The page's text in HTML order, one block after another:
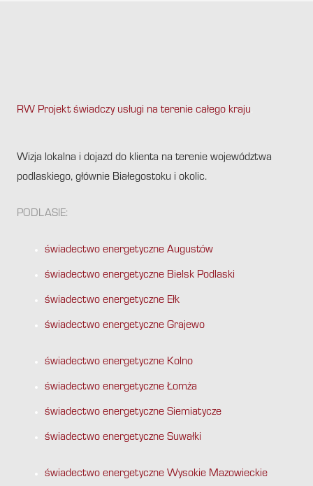
RW Projekt świadczy usługi na terenie całego kraju
Wizja lokalna i dojazd do klienta na terenie województwa
podlaskiego, głównie Białegostoku i okolic.
PODLASIE:
świadectwo energetyczne Augustów
świadectwo energetyczne Bielsk Podlaski
świadectwo energetyczne Ełk
świadectwo energetyczne Grajewo
świadectwo energetyczne Kolno
świadectwo energetyczne Łomża
świadectwo energetyczne Siemiatycze
świadectwo energetyczne Suwałki
świadectwo energetyczne Wysokie Mazowieckie